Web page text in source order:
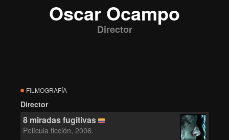
Oscar Ocampo
Director
FILMOGRAFÍA
Director
8 miradas fugitivas
Película ficción, 2006.